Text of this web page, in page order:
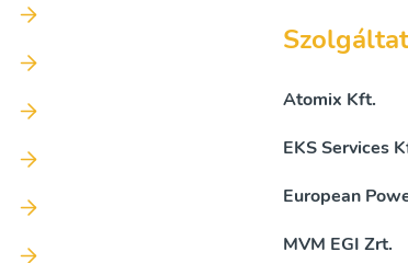
Atomix Kft.
EKS Services
European
MVM EGI Zrt.